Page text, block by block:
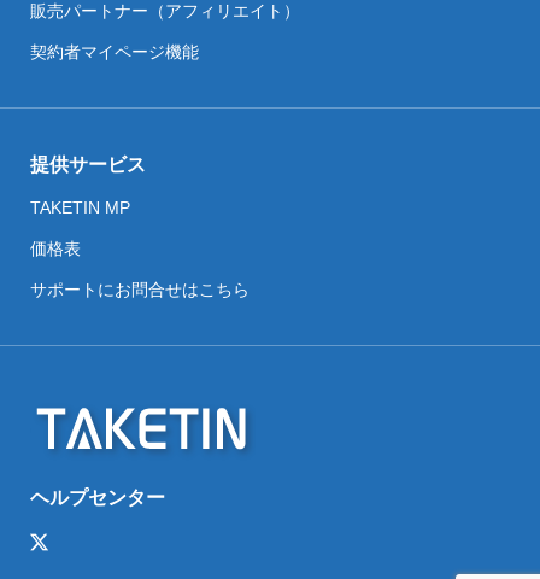
販売パートナー（アフィリエイト）
契約者マイページ機能
提供サービス
TAKETIN MP
価格表
サポートにお問合せはこちら
ヘルプセンター